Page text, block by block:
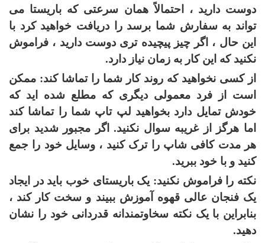
دوست دارید ، احتمالاً همان سرعتی که باریستا می
تواند به سفارش شما برسد را دریافت خواهید کرد با
این حال ، اگر چیز پیچیده تری دوست دارید ، فراموش
نکنید که این کار به زمان نیاز دارد.
از کسی نخواهید که روند کار شما را تماشا کند: ممکن
است از فرد معمولی دیگری که مطلع شده اید که
خودش تمایل دارد بخواهید لپ تاپ شما را تماشا کند
اما هرگز از غریبه سوال نکنید. اگر مجبور شدید برای
هر مدت کافی شاپ را ترک کنید ، وسایل خود را جمع
کنید و با خود ببرید.
نکته را فراموش نکنید: یک باریستای خوب باید در ایجاد
یک فنجان عالی قهوه آموزش ببیند و سخت کار کند ،
بنابراین با یک نکته سخاوتمندانه قدردانی خود را نشان
دهید.